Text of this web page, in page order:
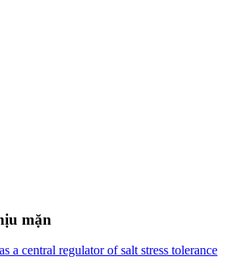
mặn
as a central regulator of salt stress tolerance